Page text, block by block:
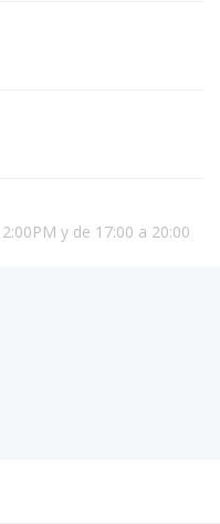
y de 17:00 a 20:00